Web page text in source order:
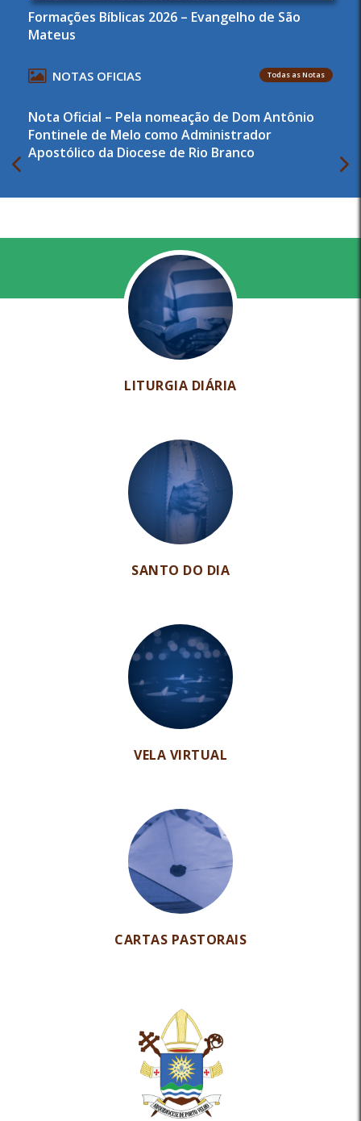
Formações Bíblicas 2026 – Evangelho de São
Mateus
NOTAS OFICIAS Todas as Notas
Nota Oficial – Pela nomeação de Dom Antônio
Fontinele de Melo como Administrador
Apostólico da Diocese de Rio Branco
LITURGIA DIÁRIA
SANTO DO DIA
VELA VIRTUAL
CARTAS PASTORAIS